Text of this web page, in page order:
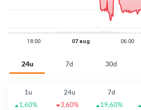
24u 7d 30d
1u 24u 7d
1,60%
3,60% 19,60%